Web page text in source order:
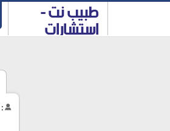
--> طبيب نت -
استشارات
طبية مجانية
: